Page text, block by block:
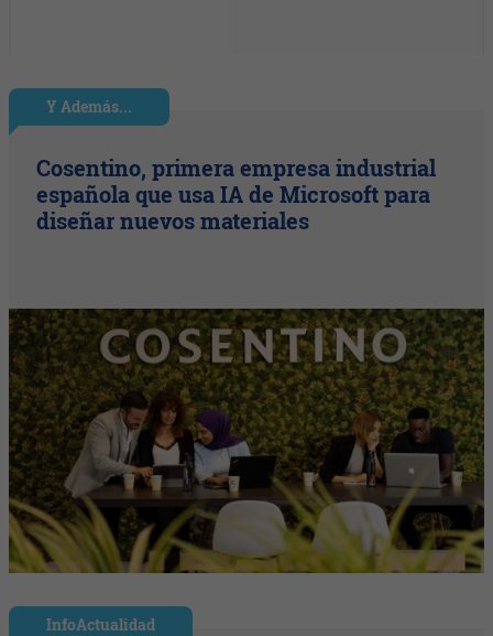
Y Además...
Cosentino, primera empresa industrial
española que usa IA de Microsoft para
diseñar nuevos materiales
InfoActualidad